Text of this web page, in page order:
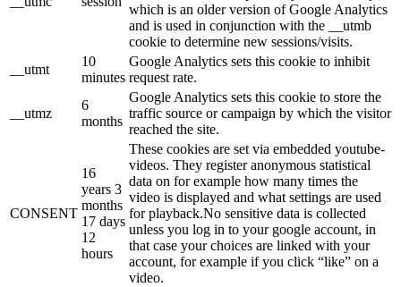
which is an older version of Google Analytics
and is used in conjunction with the __utmb
cookie to determine new sessions/visits.
__utmt
10
minutes
Google Analytics sets this cookie to inhibit
request rate.
__utmz
6
months
Google Analytics sets this cookie to store the
traffic source or campaign by which the visitor
reached the site.
CONSENT
16
years 3
months
17 days
12
hours
These cookies are set via embedded youtube-
videos. They register anonymous statistical
data on for example how many times the
video is displayed and what settings are used
for playback.No sensitive data is collected
unless you log in to your google account, in
that case your choices are linked with your
account, for example if you click “like” on a
video.